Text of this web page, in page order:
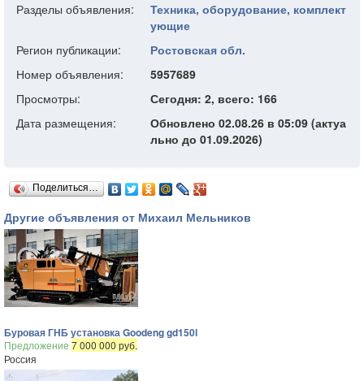
Разделы объявления:
Техника, оборудование, комплект
ующие
Регион публикации:
Ростовская обл.
Номер объявления:
5957689
Просмотры:
Сегодня: 2, всего: 166
Дата размещения:
Обновлено 02.08.26 в 05:09 (актуа
льно до 01.09.2026)
Поделиться…
Другие объявления от Михаил Мельников
Буровая ГНБ установка Goodeng gd150l
Предложение 7 000 000 руб.
Россия